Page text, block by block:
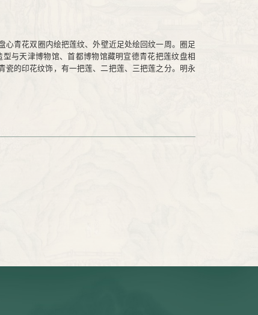
青花双圈内绘把莲纹、外壁近足处绘回纹一周。圈足
与天津博物馆、首都博物馆藏明宣德青花把莲纹盘相
瓷的印花纹饰，有一把莲、二把莲、三把莲之分。明永